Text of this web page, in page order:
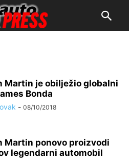
Martin je obilježio globalni
Bonda
- 08/10/2018
Martin ponovo proizvodi
legendarni automobil